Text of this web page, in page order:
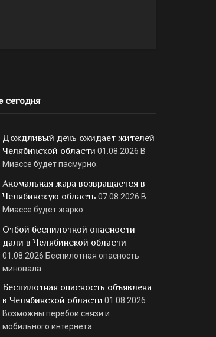
сегодня
Дождливый день ожидает жителей
Челябинской области 01.08.2026 В
Миассе будет пасмурно.
Аномальная жара возвращается в
Челябинскую область 07.08.2026 В
Миассе будет жарко.
Отбой беспилотной опасности
дали в Челябинской области
01.08.2026 Беспилотная опасность
миновала.
Беспилотная опасность объявлена
в Челябинской области 01.08.2026
Возможны перебои связи и
мобильного интернета.